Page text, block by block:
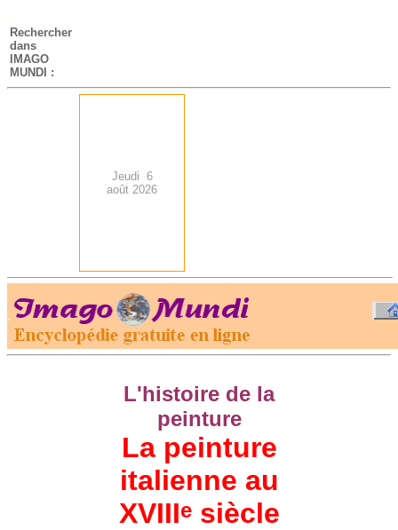
-
Rechercher
dans
IMAGO
MUNDI :
Jeudi 6
août 2026
.
L'histoire de la
peinture
La peinture
italienne au
XVIIIesiècle